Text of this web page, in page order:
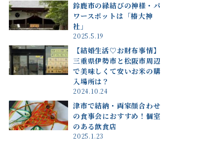
鈴鹿市の縁結びの神様・パ
ワースポットは「椿大神
社」
2025.5.19
【結婚生活♡お財布事情】
三重県伊勢市と松阪市周辺
で美味しくて安いお米の購
入場所は？
2024.10.24
津市で結納・両家顔合わせ
の食事会におすすめ！個室
のある飲食店
2025.1.23